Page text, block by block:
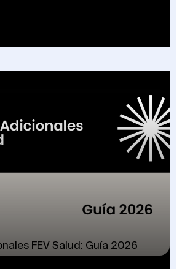
en Colombia 2026
FEV Salud: Guía 2026